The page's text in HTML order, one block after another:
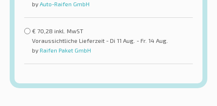
by Auto-Raifen GmbH
€ 70,28 inkl. MwST
Voraussichtliche Lieferzeit - Di 11 Aug. - Fr. 14 Aug.
by Raifen Paket GmbH